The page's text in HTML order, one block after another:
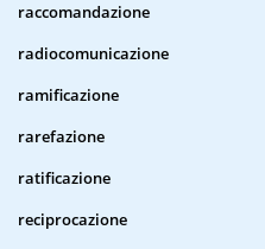
raccomandazione
radiocomunicazione
ramificazione
rarefazione
ratificazione
reciprocazione